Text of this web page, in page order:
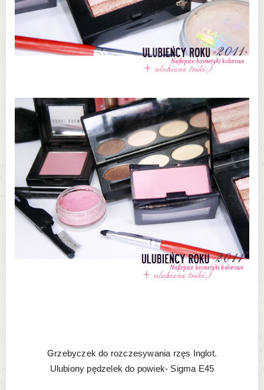
Grzebyczek do rozczesywania rzęs Inglot.
Ulubiony pędzelek do powiek- Sigma E45